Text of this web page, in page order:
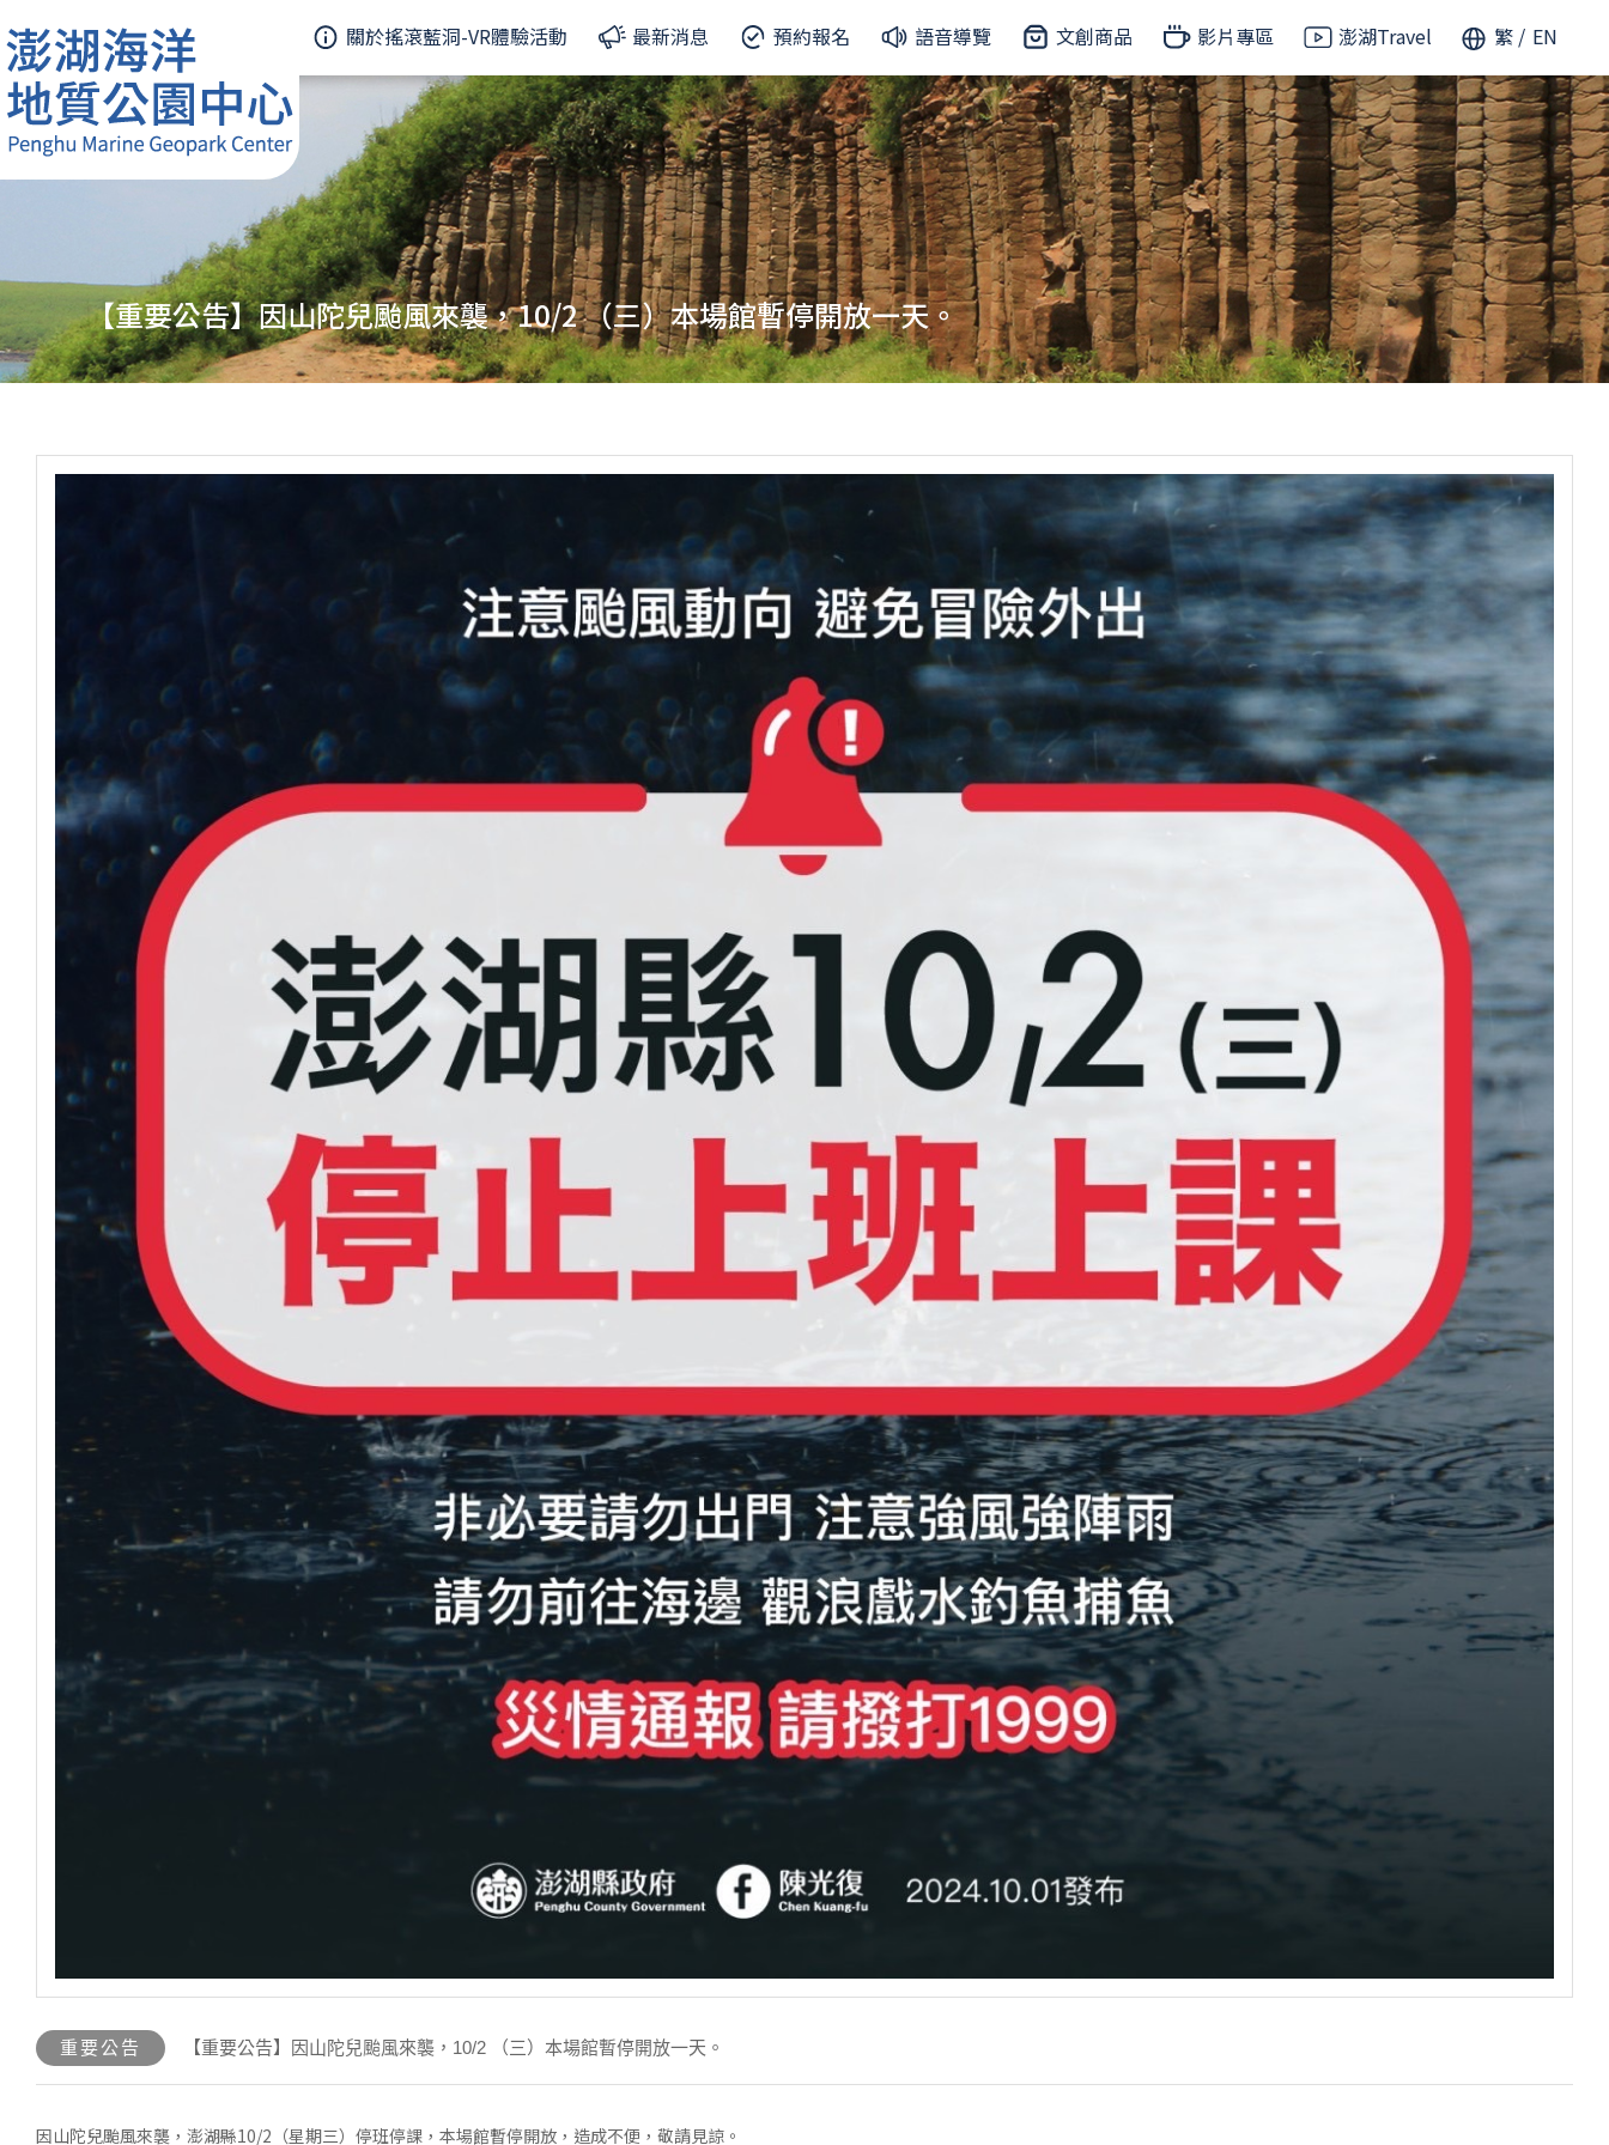
關於搖滾藍洞-VR體驗活動 最新消息 預約報名 語音導覽 文創商品 影片專區 澎湖Travel 繁 EN
【重要公告】因山陀兒颱風來襲，10/2 （三）本場館暫停開放一天。
重要公告 【重要公告】因山陀兒颱風來襲，10/2 （三）本場館暫停開放一天。
因山陀兒颱風來襲，澎湖縣10/2（星期三）停班停課，本場館暫停開放，造成不便，敬請見諒。